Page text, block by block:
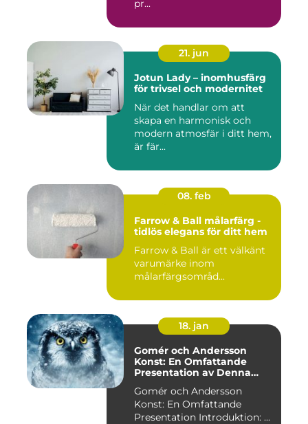
pr...
21. jun
Jotun Lady – inomhusfärg
för trivsel och modernitet
När det handlar om att
skapa en harmonisk och
modern atmosfär i ditt hem,
är fär...
08. feb
Farrow & Ball målarfärg -
tidlös elegans för ditt hem
Farrow & Ball är ett välkänt
varumärke inom
målarfärgsområd...
18. jan
Gomér och Andersson
Konst: En Omfattande
Presentation av Denna
Gomér och Andersson
Konst: En Omfattande
Presentation Introduktion: ...